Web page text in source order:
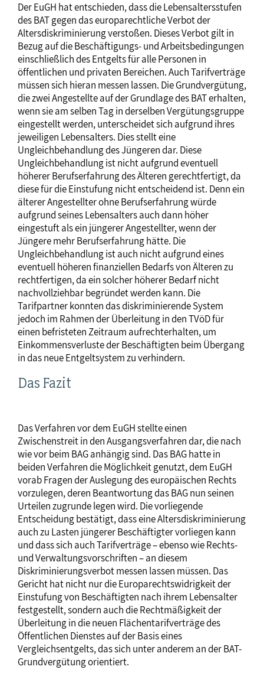
Der EuGH hat entschieden, dass die Lebensaltersstufen
des BAT gegen das europarechtliche Verbot der
Altersdiskriminierung verstoßen. Dieses Verbot gilt in
Bezug auf die Beschäftigungs- und Arbeitsbedingungen
einschließlich des Entgelts für alle Personen in
öffentlichen und privaten Bereichen. Auch Tarifverträge
müssen sich hieran messen lassen. Die Grundvergütung,
die zwei Angestellte auf der Grundlage des BAT erhalten,
wenn sie am selben Tag in derselben Vergütungsgruppe
eingestellt werden, unterscheidet sich aufgrund ihres
jeweiligen Lebensalters. Dies stellt eine
Ungleichbehandlung des Jüngeren dar. Diese
Ungleichbehandlung ist nicht aufgrund eventuell
höherer Berufserfahrung des Älteren gerechtfertigt, da
diese für die Einstufung nicht entscheidend ist. Denn ein
älterer Angestellter ohne Berufserfahrung würde
aufgrund seines Lebensalters auch dann höher
eingestuft als ein jüngerer Angestellter, wenn der
Jüngere mehr Berufserfahrung hätte. Die
Ungleichbehandlung ist auch nicht aufgrund eines
eventuell höheren finanziellen Bedarfs von Älteren zu
rechtfertigen, da ein solcher höherer Bedarf nicht
nachvollziehbar begründet werden kann. Die
Tarifpartner konnten das diskriminierende System
jedoch im Rahmen der Überleitung in den TVöD für
einen befristeten Zeitraum aufrechterhalten, um
Einkommensverluste der Beschäftigten beim Übergang
in das neue Entgeltsystem zu verhindern.
Das Fazit
Das Verfahren vor dem EuGH stellte einen
Zwischenstreit in den Ausgangsverfahren dar, die nach
wie vor beim BAG anhängig sind. Das BAG hatte in
beiden Verfahren die Möglichkeit genutzt, dem EuGH
vorab Fragen der Auslegung des europäischen Rechts
vorzulegen, deren Beantwortung das BAG nun seinen
Urteilen zugrunde legen wird. Die vorliegende
Entscheidung bestätigt, dass eine Altersdiskriminierung
auch zu Lasten jüngerer Beschäftigter vorliegen kann
und dass sich auch Tarifverträge – ebenso wie Rechts-
und Verwaltungsvorschriften – an diesem
Diskriminierungsverbot messen lassen müssen. Das
Gericht hat nicht nur die Europarechtswidrigkeit der
Einstufung von Beschäftigten nach ihrem Lebensalter
festgestellt, sondern auch die Rechtmäßigkeit der
Überleitung in die neuen Flächentarifverträge des
Öffentlichen Dienstes auf der Basis eines
Vergleichsentgelts, das sich unter anderem an der BAT-
Grundvergütung orientiert.